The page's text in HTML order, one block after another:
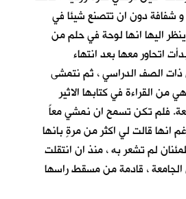
شفافة دون ان تتصنع شيئا في
اليها انها لوحة في حلم من
اتحاور معها بعد انتهاء
ذات الصف الدراسي ، ثم نتمشى
من القراءة في كتابها الاثير
فلم تكن تسمح ان نمشي معاً
انها قالت لي اكثر من مرةٍ بانها
لم تشعر به ، منذ ان انتقلت
الجامعة ، قادمة من مسقط راسها